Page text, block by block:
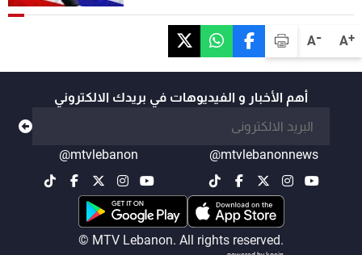
A+
A-
أهم الأخبار و الفيديوهات في بريدك الالكتروني
@mtvlebanonnews
@mtvlebanon
© MTV Lebanon. All rights reserved.